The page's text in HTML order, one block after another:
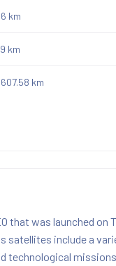
km
km
km
that was launched on
satellites include a